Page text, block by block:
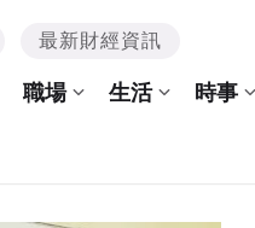
最新財經資訊
職場 生活 時事